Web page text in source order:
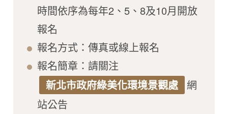
時間依序為每年2、5、8及10月開放
報名
報名方式：傳真或線上報名
報名簡章：請關注
新北市政府綠美化環境景觀處
網
站公告